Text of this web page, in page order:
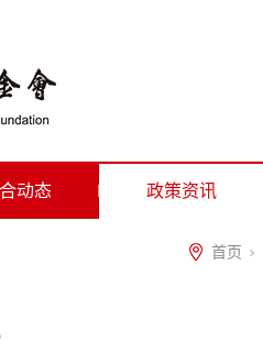
动态 政策资讯
首页